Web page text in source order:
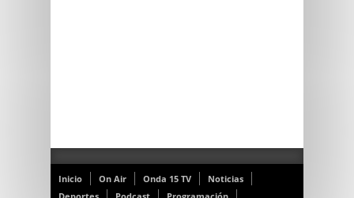
Inicio On Air Onda 15 TV
Noticias